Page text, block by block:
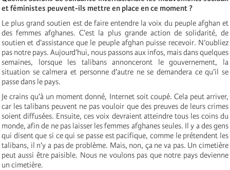
et féministes peuvent-ils mettre en place en ce moment ?
Le plus grand soutien est de faire entendre la voix du peuple afghan et
des femmes afghanes. C’est la plus grande action de solidarité, de
soutien et d’assistance que le peuple afghan puisse recevoir. N’oubliez
pas notre pays. Aujourd’hui, nous passons aux infos, mais dans quelques
semaines, lorsque les talibans annonceront le gouvernement, la
situation se calmera et personne d’autre ne se demandera ce qu’il se
passe dans le pays.
Je crains qu’à un moment donné, Internet soit coupé. Cela peut arriver,
car les talibans peuvent ne pas vouloir que des preuves de leurs crimes
soient diffusées. Ensuite, ces voix devraient atteindre tous les coins du
monde, afin de ne pas laisser les femmes afghanes seules. Il y a des gens
qui disent que si ce qui se passe est pacifique, comme le prétendent les
talibans, il n’y a pas de problème. Mais, non, ça ne va pas. Un cimetière
peut aussi être paisible. Nous ne voulons pas que notre pays devienne
un cimetière.